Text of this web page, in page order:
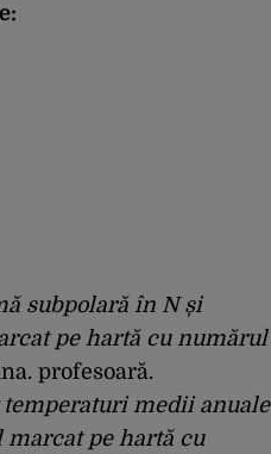
subpolară în N și
pe hartă cu numărul
profesoară.
medii anuale
marcat pe hartă cu